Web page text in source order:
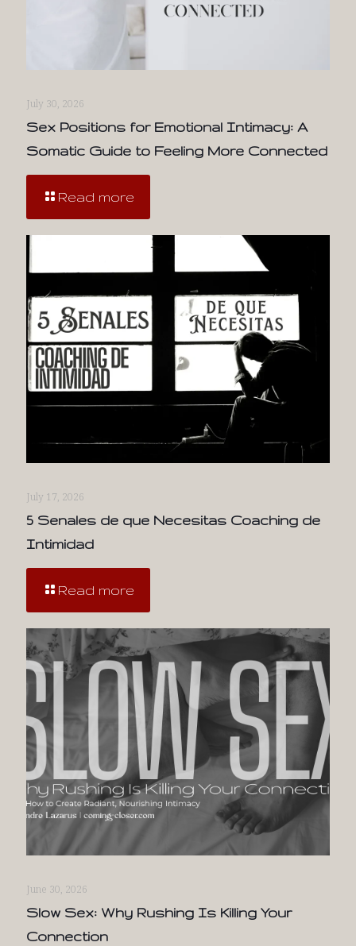
July 30, 2026
Sex Positions for Emotional Intimacy: A
Somatic Guide to Feeling More Connected
Read more
July 17, 2026
5 Senales de que Necesitas Coaching de
Intimidad
Read more
June 30, 2026
Slow Sex: Why Rushing Is Killing Your
Connection